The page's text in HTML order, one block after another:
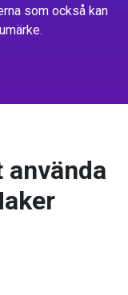
som också kan